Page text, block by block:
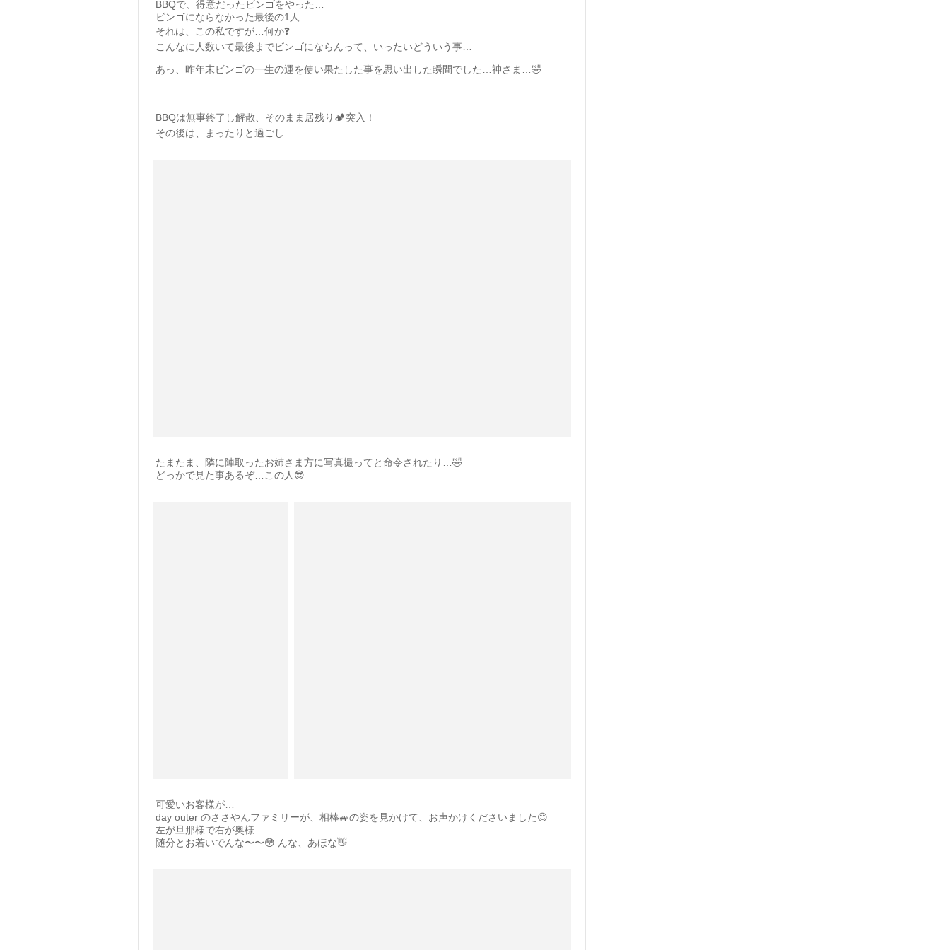
BBQで、得意だったビンゴをやった…
ビンゴにならなかった最後の1人…
それは、この私ですが…何か❓
こんなに人数いて最後までビンゴにならんって、いったいどういう事…
あっ、昨年末ビンゴの一生の運を使い果たした事を思い出した瞬間でした…神さま…🤣
BBQは無事終了し解散、そのまま居残り🏕突入！
その後は、まったりと過ごし…
たまたま、隣に陣取ったお姉さま方に写真撮ってと命令されたり…🤣
どっかで見た事あるぞ…この人😎
可愛いお客様が…
day outer のささやんファミリーが、相棒🚙の姿を見かけて、お声かけくださいました😊
左が旦那様で右が奥様…
随分とお若いでんな〜〜😳 んな、あほな👋